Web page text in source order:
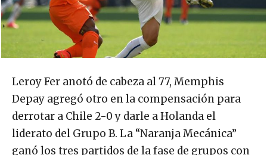
Leroy Fer anotó de cabeza al 77, Memphis
Depay agregó otro en la compensación para
derrotar a Chile 2-0 y darle a Holanda el
liderato del Grupo B. La “Naranja Mecánica”
ganó los tres partidos de la fase de grupos con